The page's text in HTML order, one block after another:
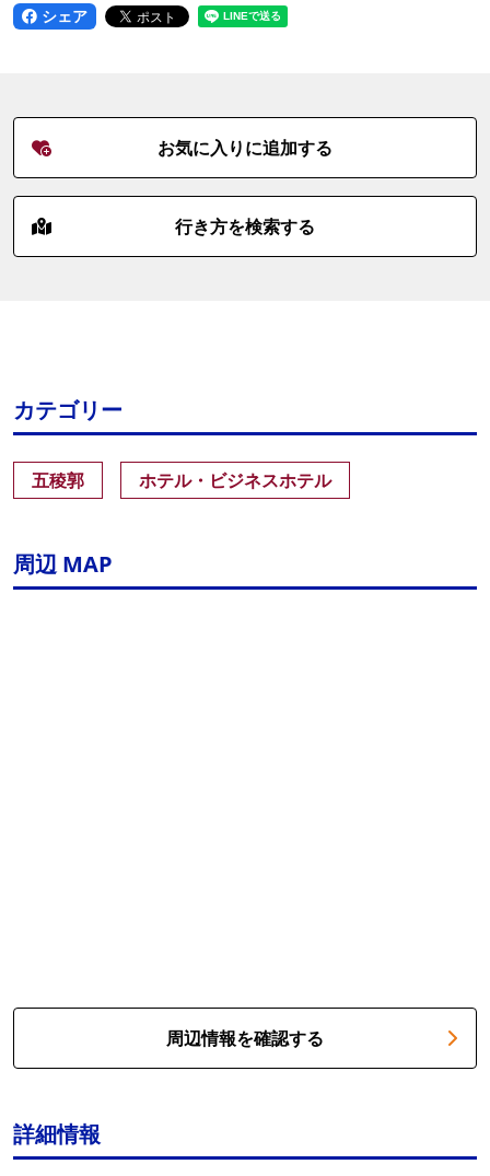
シェア
お気に入りに追加する
行き方を検索する
カテゴリー
五稜郭 ホテル・ビジネスホテル
周辺 MAP
周辺情報を確認する
詳細情報